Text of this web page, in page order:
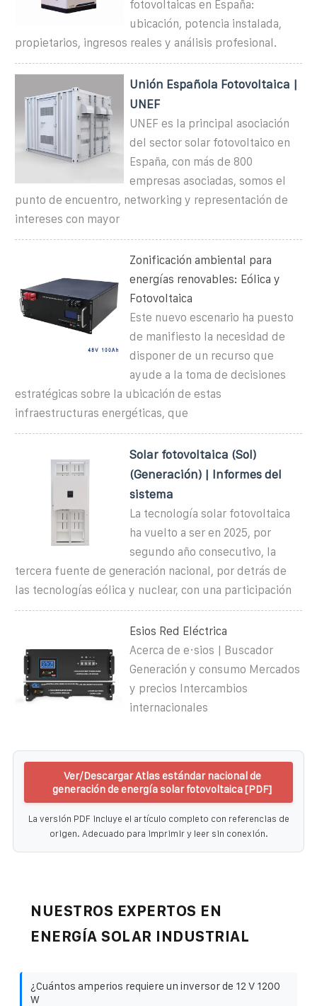
fotovoltaicas en España:
ubicación, potencia instalada,
propietarios, ingresos reales y análisis profesional.
Unión Española Fotovoltaica |
UNEF
UNEF es la principal asociación
del sector solar fotovoltaico en
España, con más de 800
empresas asociadas, somos el
punto de encuentro, networking y representación de
intereses con mayor
Zonificación ambiental para
energías renovables: Eólica y
Fotovoltaica
Este nuevo escenario ha puesto
de manifiesto la necesidad de
disponer de un recurso que
ayude a la toma de decisiones
estratégicas sobre la ubicación de estas
infraestructuras energéticas, que
Solar fotovoltaica (Sol)
(Generación) | Informes del
sistema
La tecnología solar fotovoltaica
ha vuelto a ser en 2025, por
segundo año consecutivo, la
tercera fuente de generación nacional, por detrás de
las tecnologías eólica y nuclear, con una participación
Esios Red Eléctrica
Acerca de e·sios | Buscador
Generación y consumo Mercados
y precios Intercambios
internacionales
Ver/Descargar Atlas estándar nacional de
generación de energía solar fotovoltaica [PDF]
La versión PDF incluye el artículo completo con referencias de
origen. Adecuado para imprimir y leer sin conexión.
NUESTROS EXPERTOS EN
ENERGÍA SOLAR INDUSTRIAL
¿Cuántos amperios requiere un inversor de 12 V 1200
W